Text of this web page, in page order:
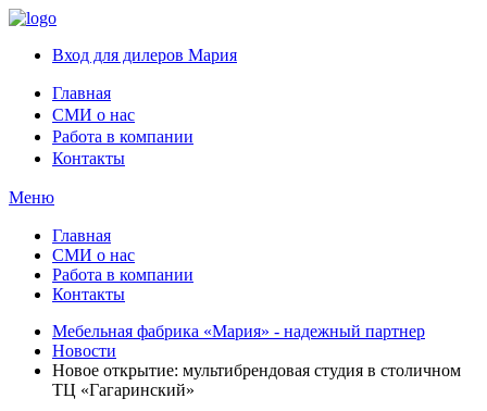
Вход для дилеров Мария
Главная
СМИ о нас
Работа в компании
Контакты
Меню
Главная
СМИ о нас
Работа в компании
Контакты
Мебельная фабрика «Мария» - надежный партнер
Новости
Новое открытие: мультибрендовая студия в столичном
ТЦ «Гагаринский»